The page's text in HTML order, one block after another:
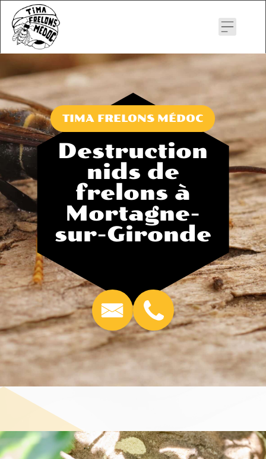
content
TIMA FRELONS MÉDOC
Destruction
nids de
frelons à
Mortagne-
sur-Gironde